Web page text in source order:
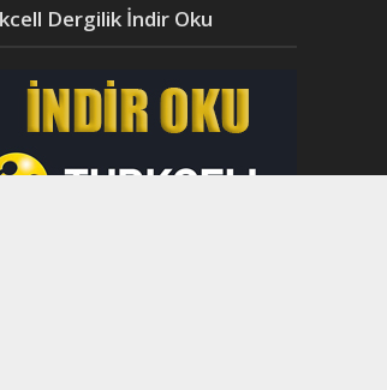
Dergilik İndir Oku